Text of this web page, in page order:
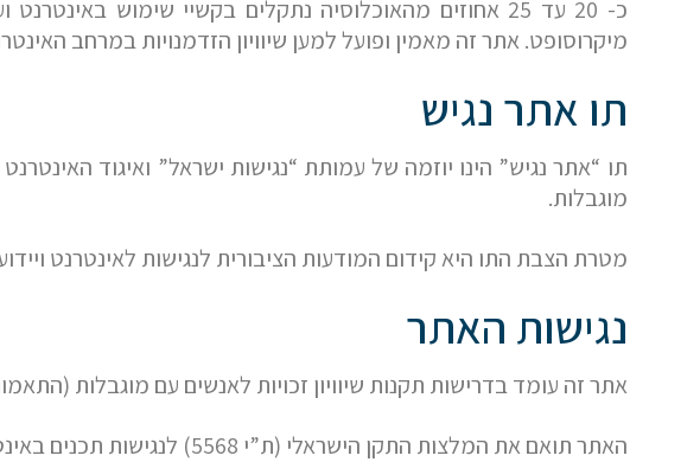
מיקרוסופט. אתר זה מאמין ופועל למען שיוויון הזדמנויות במרחב
תו אתר נגיש
תו “אתר נגיש” הינו יוזמה של עמותת “נגישות ישראל” ואיגוד
מוגבלות.
מטרת הצבת התו היא קידום המודעות הציבורית לנגישות לאינטרנט
נגישות האתר
אתר זה עומד בדרישות תקנות שיוויון זכויות לאנשים עם מוגבלות (התאמות
האתר תואם את המלצות התקן הישראלי (ת”י 5568) לנגישות תכנים באינטרנט ברמת AA ואת המלצות מסמך WCAG2.0 מאת ארגון W3C.